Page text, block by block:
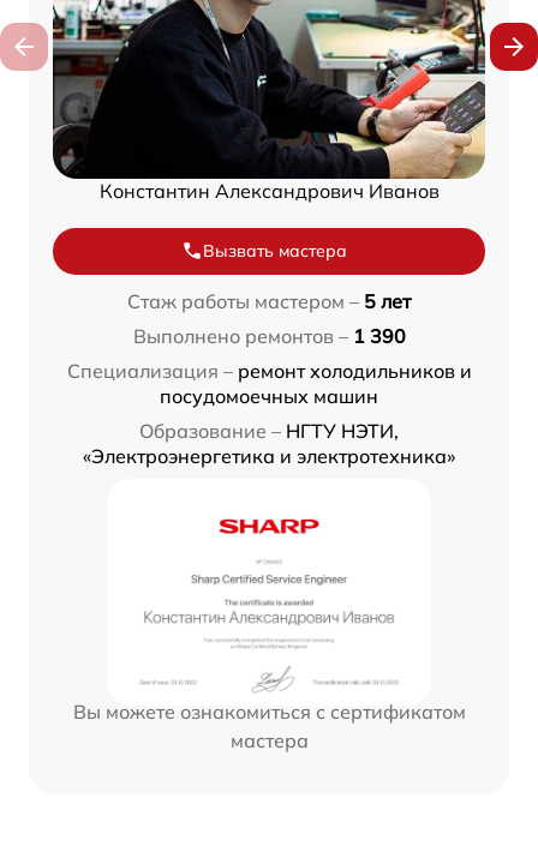
Константин Александрович Иванов
Вызвать мастера
Стаж работы мастером – 5 лет
Выполнено ремонтов – 1 390
Специализация – ремонт холодильников и
посудомоечных машин
Образование – НГТУ НЭТИ,
«Электроэнергетика и электротехника»
Вы можете ознакомиться с сертификатом
мастера